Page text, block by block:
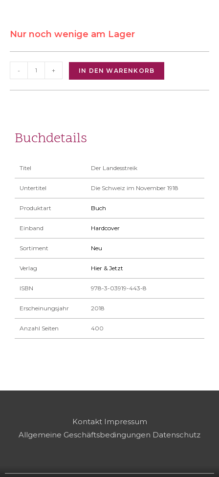
Nur noch wenige am Lager
- + IN DEN WARENKORB
Buchdetails
Titel Der Landesstreik
Untertitel Die Schweiz im November 1918
Produktart Buch
Einband Hardcover
Sortiment Neu
Verlag Hier & Jetzt
ISBN 978-3-03919-443-8
Erscheinungsjahr 2018
Anzahl Seiten 400
Kontakt Impressum
Allgemeine Geschäftsbedingungen Datenschutz